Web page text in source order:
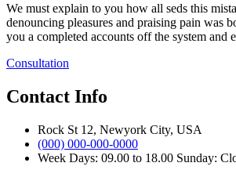
We must explain to you how all seds this
denouncing pleasures and praising pain was
you a completed accounts off the system and
Consultation
Contact Info
Rock St 12, Newyork City, USA
(000) 000-000-0000
Week Days: 09.00 to 18.00 Sunday: